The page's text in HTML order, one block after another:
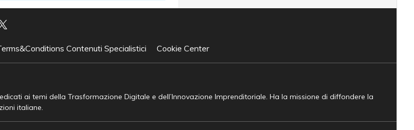
Contenuti Specialistici Cookie Center
ai temi della Trasformazione Digitale e dell’Innovazione Imprenditoriale. Ha la missione di diffondere la
italiane.